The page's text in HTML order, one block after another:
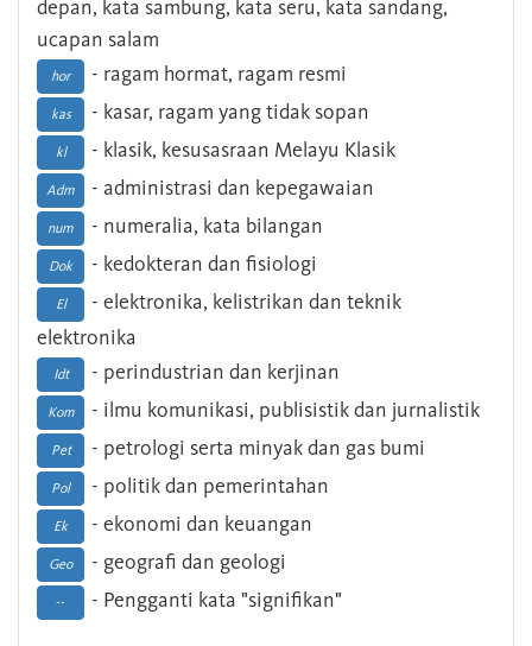
depan, kata sambung, kata seru, kata sandang,
ucapan salam
hor - ragam hormat, ragam resmi
kas - kasar, ragam yang tidak sopan
kl - klasik, kesusasraan Melayu Klasik
Adm - administrasi dan kepegawaian
num - numeralia, kata bilangan
Dok - kedokteran dan fisiologi
El
- elektronika, kelistrikan dan teknik
elektronika
Idt - perindustrian dan kerjinan
Kom - ilmu komunikasi, publisistik dan jurnalistik
Pet - petrologi serta minyak dan gas bumi
Pol - politik dan pemerintahan
Ek - ekonomi dan keuangan
Geo - geografi dan geologi
-- - Pengganti kata "signifikan"